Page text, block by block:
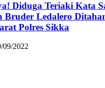
Diduga Teriaki Kata
Bruder Ledalero
Polres Sikka
09/2022